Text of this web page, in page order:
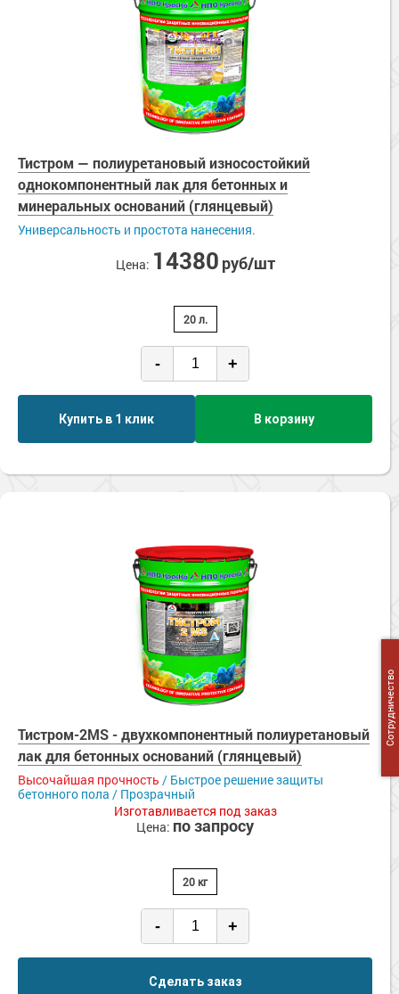
Тистром — полиуретановый износостойкий
однокомпонентный лак для бетонных и
минеральных оснований (глянцевый)
Универсальность и простота нанесения.
Цена: 14380 руб/шт
20 л.
- +
Купить в 1 клик В корзину
Тистром-2MS - двухкомпонентный полиуретановый
лак для бетонных оснований (глянцевый)
Высочайшая прочность / Быстрое решение защиты
бетонного пола / Прозрачный
Изготавливается под заказ
Цена: по запросу
20 кг
- +
Сделать заказ
Сотрудничество